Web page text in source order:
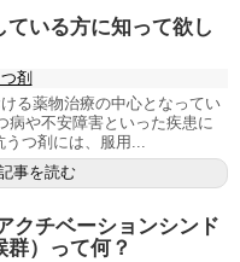
いる方に知って欲し
剤
る薬物治療の中心となってい
病や不安障害といった疾患に
うつ剤には、服用...
事を読む
クチベーションシンド
群）って何？